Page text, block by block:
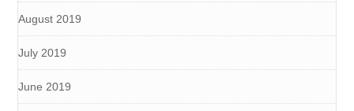
August 2019
July 2019
June 2019